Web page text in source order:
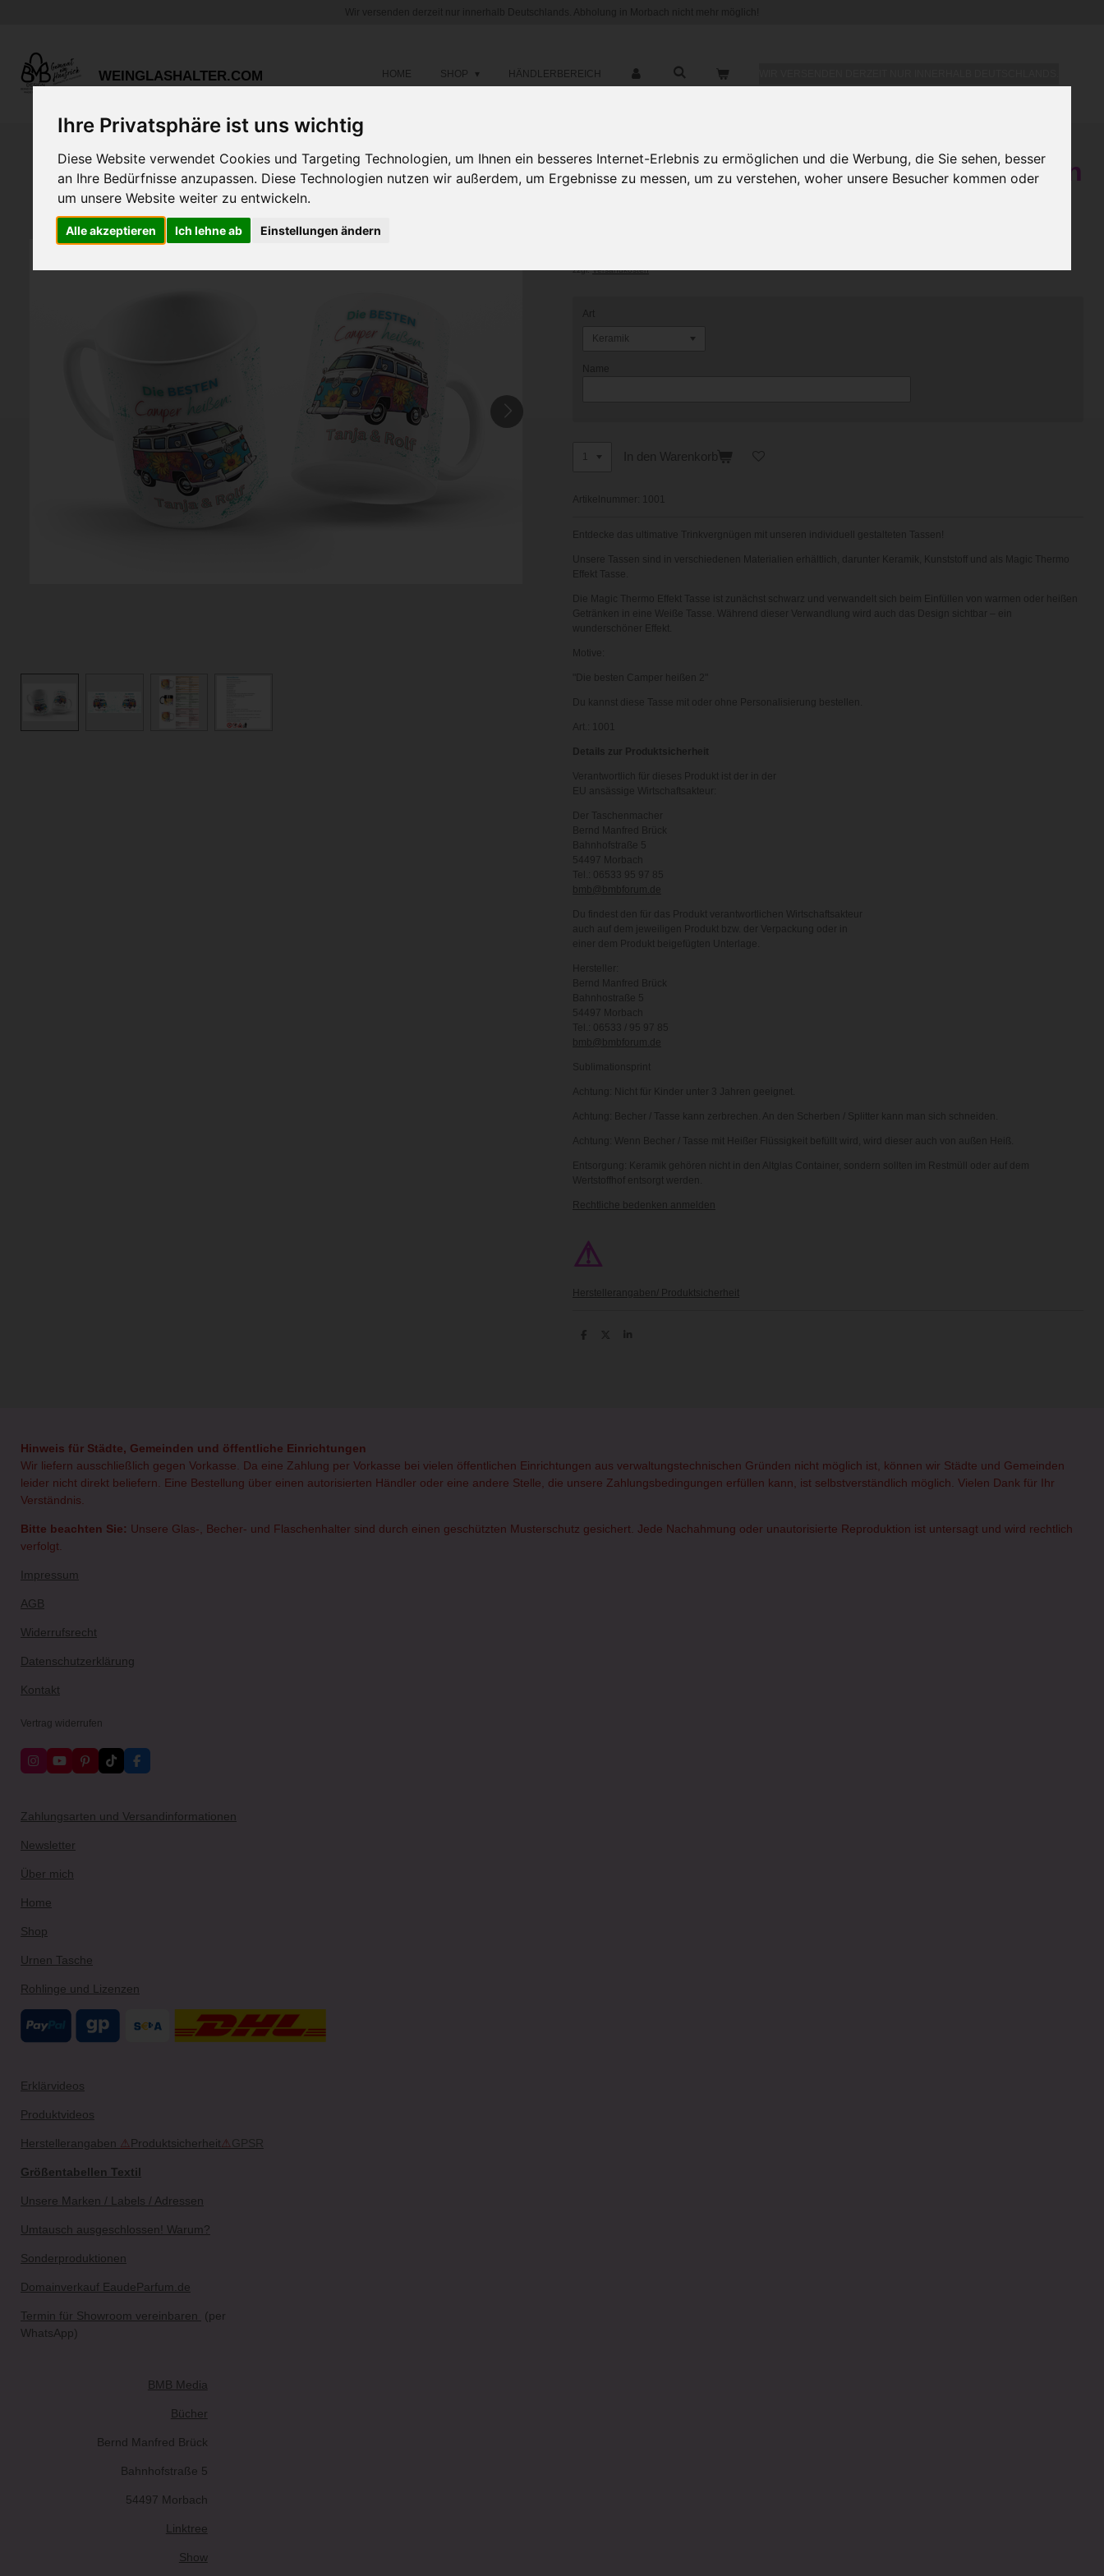
Ihre Privatsphäre ist uns wichtig
Diese Website verwendet Cookies und Targeting Technologien, um Ihnen ein besseres Internet-Erlebnis zu ermöglichen und die Werbung, die Sie sehen, besser
an Ihre Bedürfnisse anzupassen. Diese Technologien nutzen wir außerdem, um Ergebnisse zu messen, um zu verstehen, woher unsere Besucher kommen oder
um unsere Website weiter zu entwickeln.
Alle akzeptieren Ich lehne ab Einstellungen ändern
WEINGLASHALTER.COM HOME SHOP HÄNDLERBEREICH
Motiv Kaffee Becher / Tasse - Die besten
zzgl.Versandkosten
In den Warenkorb
Artikelnummer:
Entdecke das ultimative Trinkvergnügen mit unseren individuell gestalteten Tassen!
Unsere Tassen sind in verschiedenen Materialien erhältlich, darunter Keramik, Kunststoff und als Magic Thermo
Effekt Tasse.
Die Magic Thermo Effekt Tasse ist zunächst schwarz und verwandelt sich beim Einfüllen von warmen oder heißen
Getränken in eine Weiße Tasse. Während dieser Verwandlung wird auch das Design sichtbar – ein
wunderschöner Effekt.
Motive:
"Die besten Camper heißen 2"
Du kannst diese Tasse mit oder ohne Personalisierung bestellen.
Details zur Produktsicherheit
Verantwortlich für dieses Produkt ist der in der
EU ansässige Wirtschaftsakteur:
Der Taschenmacher
Bernd Manfred Brück
Bahnhofstraße 5
54497 Morbach
Tel.: 06533 95 97 85
bmb@bmbforum.de
Du findest den für das Produkt verantwortlichen Wirtschaftsakteur
auch auf dem jeweiligen Produkt bzw. der Verpackung oder in
einer dem Produkt beigefügten Unterlage.
Hersteller:
Bernd Manfred Brück
Bahnhostraße 5
54497 Morbach
Tel.: 06533 / 95 97 85
bmb@bmbforum.de
Sublimationsprint
Achtung: Nicht für Kinder unter 3 Jahren geeignet.
Achtung: Becher / Tasse kann zerbrechen. An den Scherben / Splitter kann man sich schneiden.
Achtung: Wenn Becher / Tasse mit Heißer Flüssigkeit befüllt wird, wird dieser auch von außen Heiß.
Entsorgung: Keramik gehören nicht in den Altglas Container, sondern sollten im Restmüll oder auf dem
Wertstoffhof entsorgt werden.
Rechtliche bedenken anmelden
⚠
Herstellerangaben/ Produktsicherheit
T
T
T
Hinweis für Städte, Gemeinden und öffentliche Einrichtungen
Wir liefern ausschließlich gegen Vorkasse. Da eine Zahlung per Vorkasse bei vielen öffentlichen Einrichtungen aus verwaltungstechnischen Gründen nicht möglich ist, können wir Städte und Gemeinden
leider nicht direkt beliefern. Eine Bestellung über einen autorisierten Händler oder eine andere Stelle, die unsere Zahlungsbedingungen erfüllen kann, ist selbstverständlich möglich. Vielen Dank für Ihr
Verständnis.
Bitte beachten Sie: Unsere Glas-, Becher- und Flaschenhalter sind durch einen geschützten Musterschutz gesichert. Jede Nachahmung oder unautorisierte Reproduktion ist untersagt und wird rechtlich
verfolgt.
Impressum
AGB
Widerrufsrecht
Datenschutzerklärung
Kontakt
Vertrag widerrufen
I
n
a
g
a
Y
o
b
P
i
r
T
i
k
F
a
o
Zahlungsarten und Versandinformationen
Newsletter
Über mich
Home
Shop
Urnen Tasche
Rohlinge und Lizenzen
Erklärvideos
Produktvideos
Herstellerangaben ⚠ Produktsicherheit⚠ GPSR
Größentabellen Textil
Unsere Marken / Labels / Adressen
Umtausch ausgeschlossen! Warum?
Sonderproduktionen
Domainverkauf EaudeParfum.de
Termin für Showroom vereinbaren
(per
WhatsApp)
BMB Media
Bücher
Bernd Manfred Brück
Bahnhofstraße 5
54497 Morbach
Linktree
Show